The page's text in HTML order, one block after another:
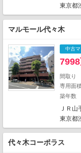
2
5
10
1
1
3
2
2019件
東京都
マルモール代々木
中古
間取り
専用面
築年数
ＪＲ山
東京都
代々木コーポラス